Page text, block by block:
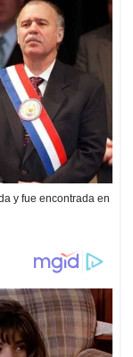
y fue encontrada en